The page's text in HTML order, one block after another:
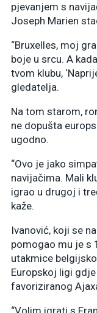
pjevanjem s
Joseph Marien
“Bruxelles, moj
boje u srcu. A
tvom klubu,
gledatelja.
Na tom starom,
ne dopušta
ugodno.
“Ovo je jako
navijačima. Mali
igrao u drugoj i
kaže.
Ivanović, koji se
pomogao mu je s
utakmice
Europskoj ligi
favoriziranog